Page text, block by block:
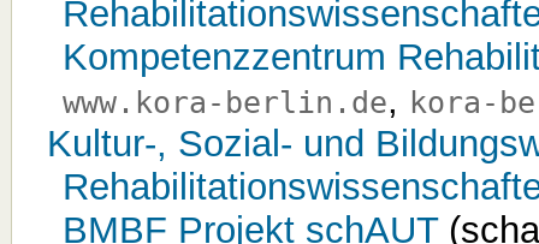
Kompetenzzentrum
www.kora-berlin.de, kora-
Kultur-, Sozial- und
BMBF Projekt schAUT